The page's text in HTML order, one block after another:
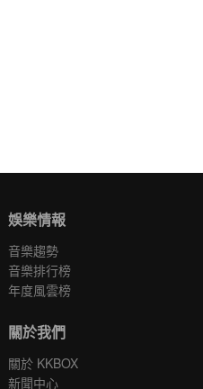
娛樂情報
音樂趨勢
音樂排行榜
年度風雲榜
關於我們
關於 KKBOX
新聞中心